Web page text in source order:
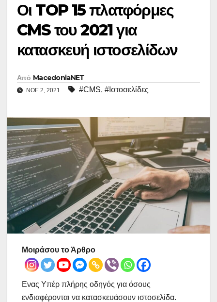
Οι TOP 15 πλατφόρμες
CMS του 2021 για
κατασκευή ιστοσελίδων
Από MacedoniaNET
ΝΟΈ 2, 2021 #CMS, #Ιστοσελίδες
Μοιράσου το Άρθρο
Ενας Υπέρ πλήρης οδηγός για όσους
ενδιαφέρονται να κατασκευάσουν ιστοσελίδα.